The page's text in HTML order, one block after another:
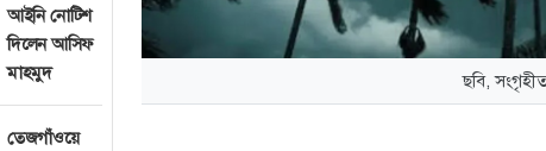
আইনি নোটিশ
দিলেন আসিফ
মাহমুদ
তেজগাঁওয়ে
ছবি,